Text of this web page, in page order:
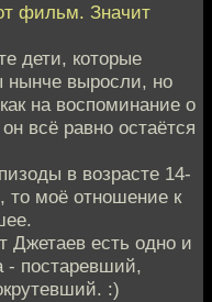
фильм. Значит
дети, которые
нынче выросли, но
на воспоминание о
всё равно остаётся
в возрасте 14-
то моё отношение к
Джетаев есть одно и
- постаревший,
:)